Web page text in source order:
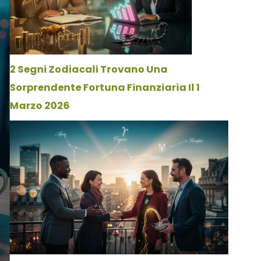
2 Segni Zodiacali Trovano Una
Sorprendente Fortuna Finanziaria Il 1
Marzo 2026